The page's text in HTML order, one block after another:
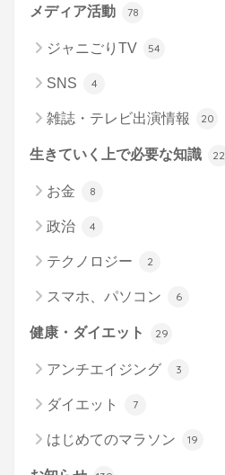
メディア活動 78
ジャニごりTV 54
SNS 4
雑誌・テレビ出演情報 20
生きていく上で必要な知識 22
お金 8
政治 4
テクノロジー 2
スマホ、パソコン 6
健康・ダイエット 29
アンチエイジング 3
ダイエット 7
はじめてのマラソン 19